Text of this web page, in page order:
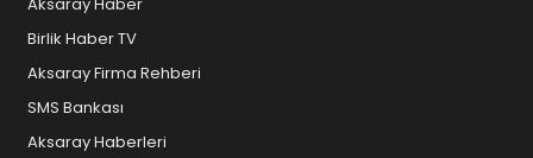
Birlik Haber TV
Aksaray Firma Rehberi
SMS Bankası
Aksaray Haberleri